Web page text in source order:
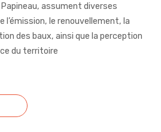
Papineau, assument diverses
le renouvellement, la
des baux, ainsi que la perception
du territoire